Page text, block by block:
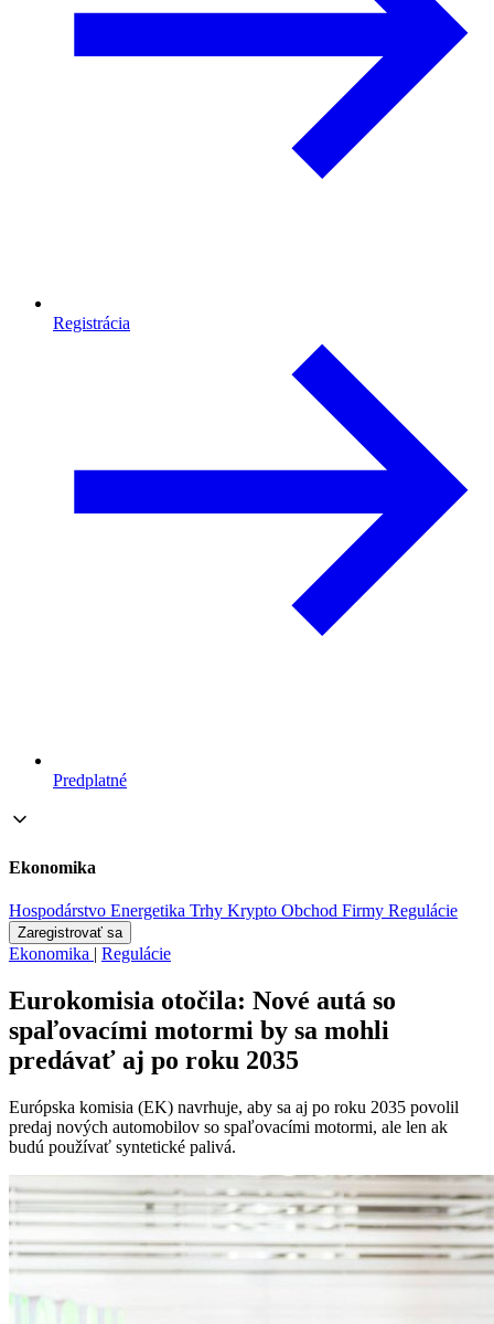
Registrácia
Predplatné
Ekonomika
Hospodárstvo Energetika Trhy Krypto Obchod Firmy Regulácie
Zaregistrovať sa
Ekonomika | Regulácie
Eurokomisia otočila: Nové autá so
spaľovacími motormi by sa mohli
predávať aj po roku 2035
Európska komisia (EK) navrhuje, aby sa aj po roku 2035 povolil
predaj nových automobilov so spaľovacími motormi, ale len ak
budú používať syntetické palivá.